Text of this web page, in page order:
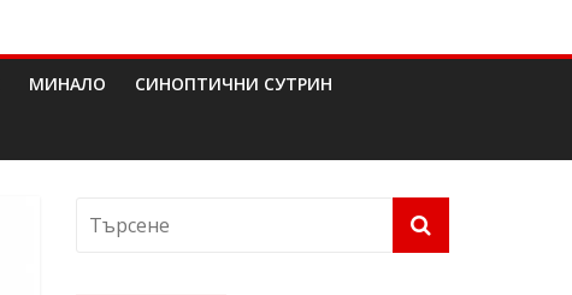
МИНАЛО СИНОПТИЧНИ СУТРИН